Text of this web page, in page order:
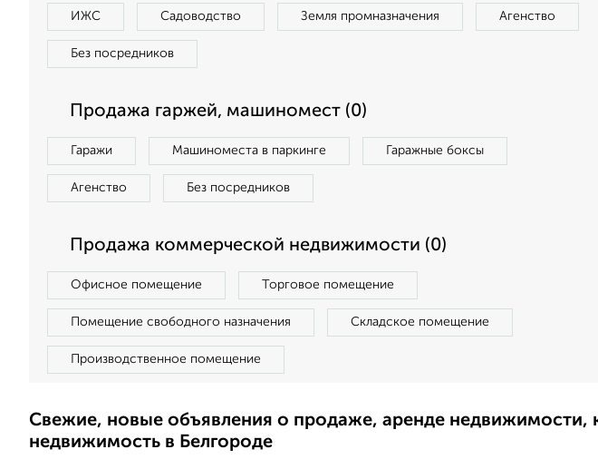
ИЖС Садоводство Земля промназначения Агенство
Без посредников
Продажа гаржей, машиномест (0)
Гаражи Машиноместа в паркинге Гаражные боксы
Агенство Без посредников
Продажа коммерческой недвижимости (0)
Офисное помещение Торговое помещение
Помещение свободного назначения Складское помещение
Производственное помещение
Свежие, новые объявления о продаже, аренде
недвижимость в Белгороде